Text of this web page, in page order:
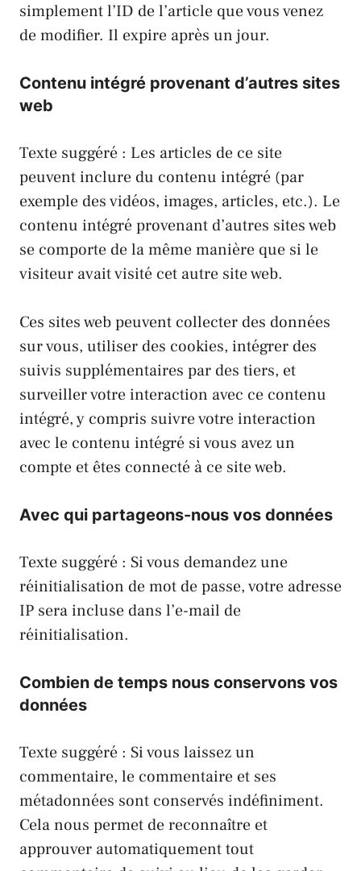
simplement l’ID de l’article que vous venez
de modifier. Il expire après un jour.
Contenu intégré provenant d’autres sites
web
Texte suggéré : Les articles de ce site
peuvent inclure du contenu intégré (par
exemple des vidéos, images, articles, etc.). Le
contenu intégré provenant d’autres sites web
se comporte de la même manière que si le
visiteur avait visité cet autre site web.
Ces sites web peuvent collecter des données
sur vous, utiliser des cookies, intégrer des
suivis supplémentaires par des tiers, et
surveiller votre interaction avec ce contenu
intégré, y compris suivre votre interaction
avec le contenu intégré si vous avez un
compte et êtes connecté à ce site web.
Avec qui partageons-nous vos données
Texte suggéré : Si vous demandez une
réinitialisation de mot de passe, votre adresse
IP sera incluse dans l’e-mail de
réinitialisation.
Combien de temps nous conservons vos
données
Texte suggéré : Si vous laissez un
commentaire, le commentaire et ses
métadonnées sont conservés indéfiniment.
Cela nous permet de reconnaître et
approuver automatiquement tout